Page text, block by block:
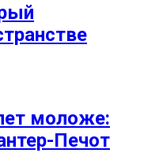
моложе:
Печот